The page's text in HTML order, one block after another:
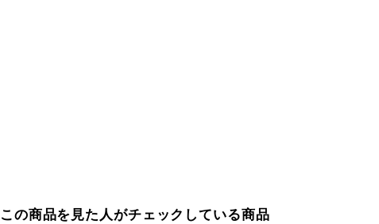
この商品を見た人がチェックしている商品